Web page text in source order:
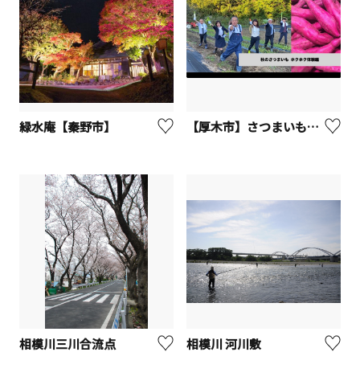
緑水庵【秦野市】 【厚木市】さつまいも掘り（観光農園「Blueberry HILLS あつぎ」）
相模川三川合流点 相模川 河川敷